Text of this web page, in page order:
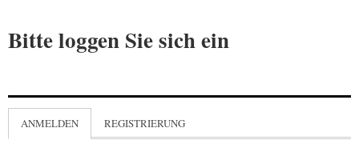
Bitte loggen Sie sich ein
ANMELDEN REGISTRIERUNG